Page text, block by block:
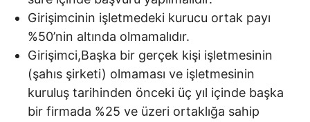
Girişimcinin işletmedeki kurucu ortak payı
%50’nin altında olmamalıdır.
Girişimci,Başka bir gerçek kişi işletmesinin
(şahıs şirketi) olmaması ve işletmesinin
kuruluş tarihinden önceki üç yıl içinde başka
bir firmada %25 ve üzeri ortaklığa sahip